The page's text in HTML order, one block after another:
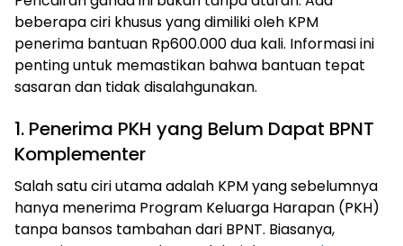
beberapa ciri khusus yang dimiliki oleh KPM
penerima bantuan Rp600.000 dua kali. Informasi ini
penting untuk memastikan bahwa bantuan tepat
sasaran dan tidak disalahgunakan.
1. Penerima PKH yang Belum Dapat BPNT
Komplementer
Salah satu ciri utama adalah KPM yang sebelumnya
hanya menerima Program Keluarga Harapan (PKH)
tanpa bansos tambahan dari BPNT. Biasanya,